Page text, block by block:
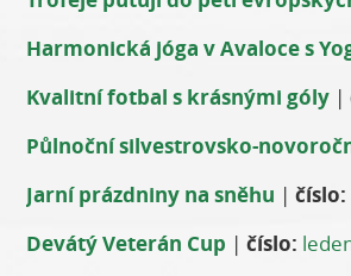
Harmonická jóga v Avaloce s
Kvalitní fotbal s krásnými góly |
Jarní prázdniny na sněhu |číslo:
Devátý Veterán Cup |číslo: